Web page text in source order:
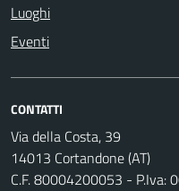
Luoghi
Eventi
CONTATTI
Via della Costa, 39
14013 Cortandone (AT)
C.F. 80004200053 - P.Iva: